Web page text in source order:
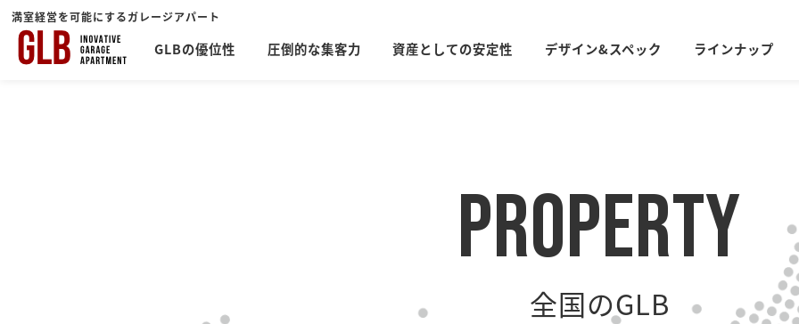
満室経営を可能にするガレージアパート
GLBの優位性 圧倒的な集客力 資産としての安定性 デザイン&スペック ラインナップ
property
全国のGLB